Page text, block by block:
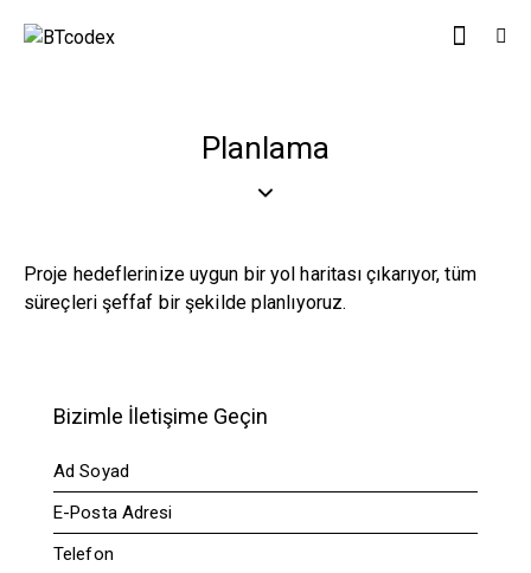
Planlama
Proje hedeflerinize uygun bir yol haritası çıkarıyor, tüm
süreçleri şeffaf bir şekilde planlıyoruz.
Bizimle İletişime Geçin